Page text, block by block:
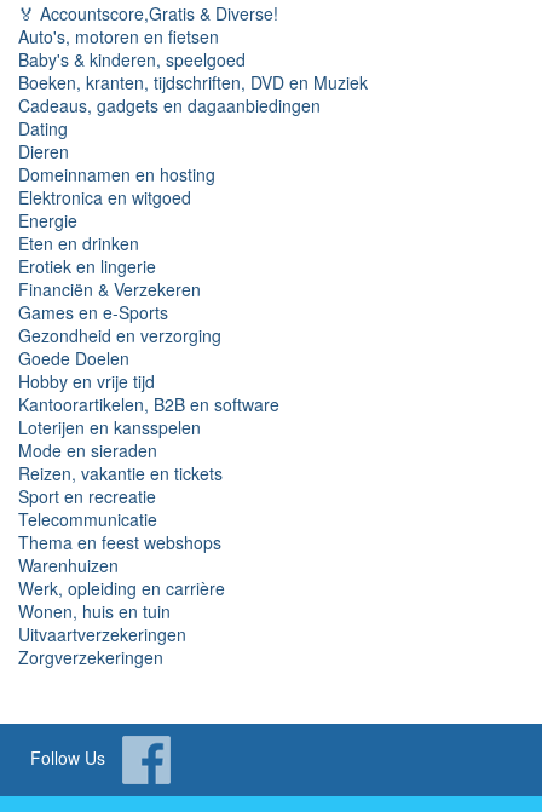
🏅 Accountscore,Gratis & Diverse!
Auto's, motoren en fietsen
Baby's & kinderen, speelgoed
Boeken, kranten, tijdschriften, DVD en Muziek
Cadeaus, gadgets en dagaanbiedingen
Dating
Dieren
Domeinnamen en hosting
Elektronica en witgoed
Energie
Eten en drinken
Erotiek en lingerie
Financiën & Verzekeren
Games en e-Sports
Gezondheid en verzorging
Goede Doelen
Hobby en vrije tijd
Kantoorartikelen, B2B en software
Loterijen en kansspelen
Mode en sieraden
Reizen, vakantie en tickets
Sport en recreatie
Telecommunicatie
Thema en feest webshops
Warenhuizen
Werk, opleiding en carrière
Wonen, huis en tuin
Uitvaartverzekeringen
Zorgverzekeringen
Follow Us